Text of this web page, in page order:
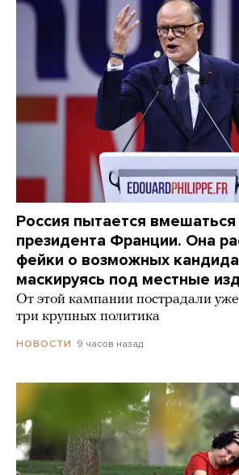
Россия пытается
президента Франции. Она
фейки о возможных
маскируясь под местные
От этой кампании пострадали
три крупных политика
НОВОСТИ 9 часов назад